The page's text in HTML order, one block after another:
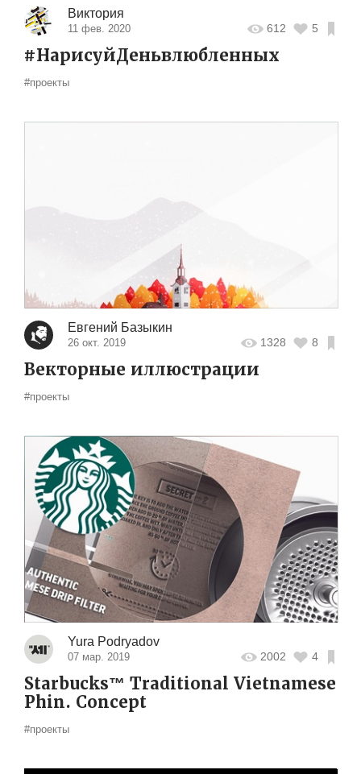
Виктория
11 фев. 2020 612 5
#НарисуйДеньвлюбленных
#проекты
Евгений Базыкин
26 окт. 2019 1328 8
Векторные иллюстрации
#проекты
Yura Podryadov
07 мар. 2019 2002 4
Starbucks™ Traditional Vietnamese
Phin. Concept
#проекты